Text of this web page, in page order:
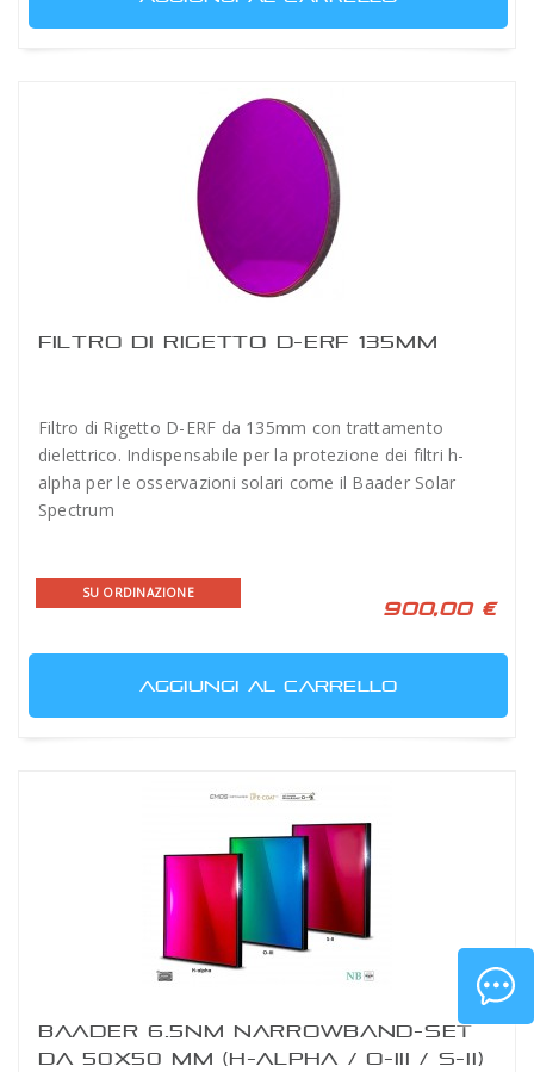
FILTRO DI RIGETTO D-ERF 135MM
Filtro di Rigetto D-ERF da 135mm con trattamento
dielettrico. Indispensabile per la protezione dei filtri h-
alpha per le osservazioni solari come il Baader Solar
Spectrum
SU ORDINAZIONE
900,00 €
AGGIUNGI AL CARRELLO
BAADER 6.5NM NARROWBAND-SET
DA 50X50 MM (H-ALPHA / O-III / S-II)